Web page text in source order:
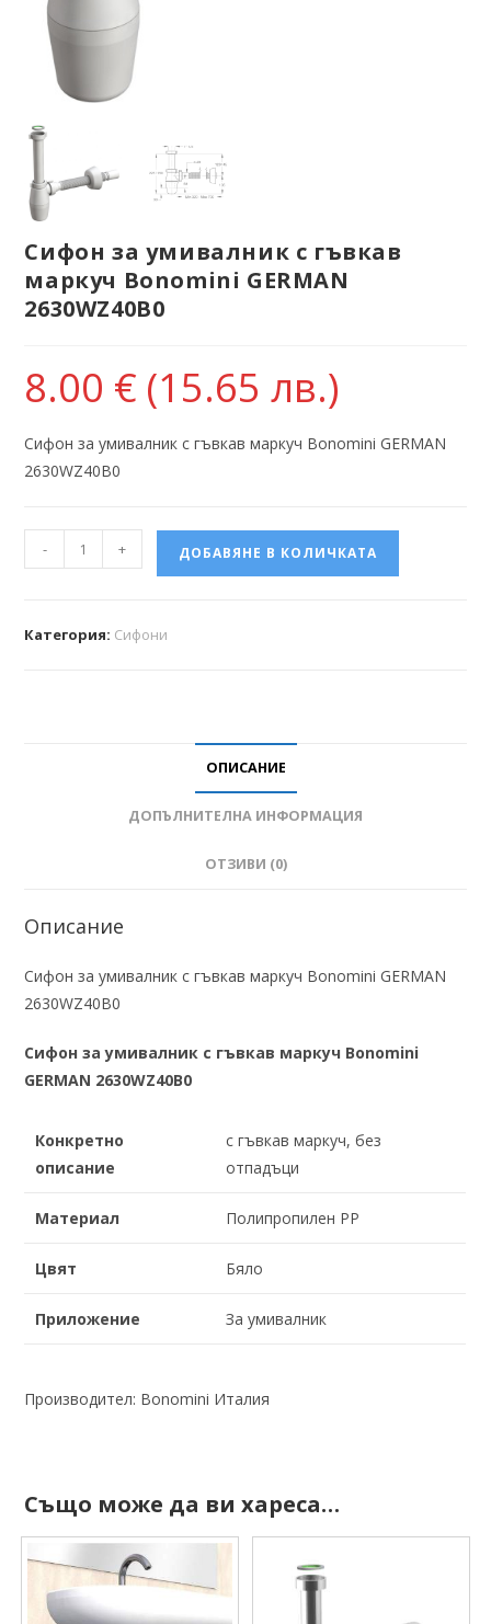
Сифон за умивалник с гъвкав
маркуч Bonomini GERMAN
2630WZ40B0
8.00 € (15.65 лв.)
Сифон за умивалник с гъвкав маркуч Bonomini GERMAN
2630WZ40B0
- + ДОБАВЯНЕ В КОЛИЧКАТА
Категория: Сифони
ОПИСАНИЕ
ДОПЪЛНИТЕЛНА ИНФОРМАЦИЯ
ОТЗИВИ (0)
Описание
Сифон за умивалник с гъвкав маркуч Bonomini GERMAN
2630WZ40B0
Сифон за умивалник с гъвкав маркуч Bonomini
GERMAN 2630WZ40B0
Конкретно
описание
с гъвкав маркуч, без
отпадъци
Материал Полипропилен PP
Цвят Бяло
Приложение За умивалник
Производител: Bonomini Италия
Също може да ви хареса…